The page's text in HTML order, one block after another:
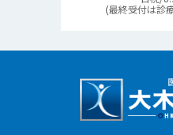
(最終受付は診